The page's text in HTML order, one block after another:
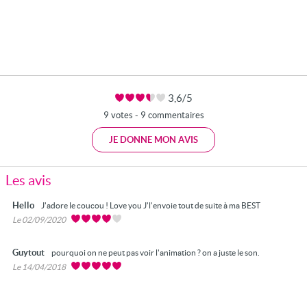
3,6/5
9 votes - 9 commentaires
JE DONNE MON AVIS
Les avis
Hello
J'adore le coucou ! Love you J'l'envoie tout de suite à ma BEST
Le 02/09/2020
Guytout
pourquoi on ne peut pas voir l'animation ? on a juste le son.
Le 14/04/2018